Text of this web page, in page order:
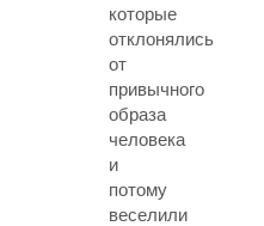
которые
отклонялись
от
привычного
образа
человека
и
потому
веселили